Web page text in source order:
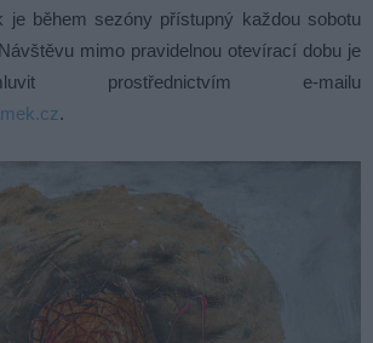
je během sezóny přístupný každou sobotu
mimo pravidelnou otevírací dobu je
prostřednictvím e-mailu
.